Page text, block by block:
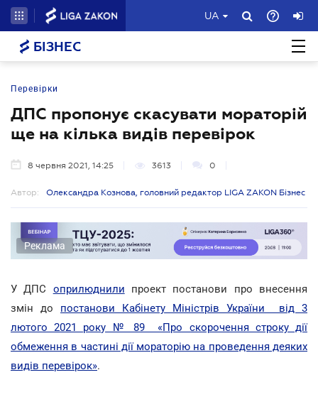
UA
БІЗНЕС
Перевірки
ДПС пропонує скасувати мораторій
ще на кілька видів перевірок
8 червня 2021, 14:25 3613 0
Автор: Олександра Кознова, головний редактор LIGA ZAKON Бізнес
Реклама
У ДПС оприлюднили проект постанови про внесення
змін до постанови Кабінету Міністрів України від 3
лютого 2021 року № 89 «Про скорочення строку дії
обмеження в частині дії мораторію на проведення деяких
видів перевірок».